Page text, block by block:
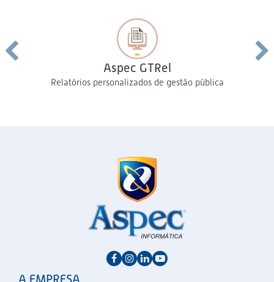
Aspec GTRel
Relatórios personalizados de gestão pública
A EMPRESA